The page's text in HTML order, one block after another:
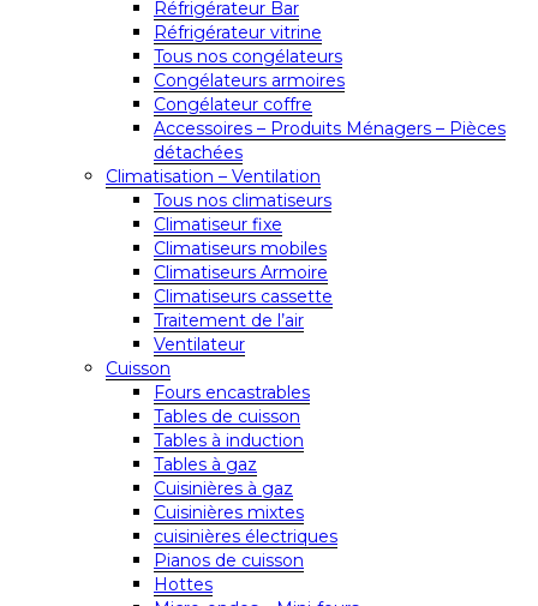
Réfrigérateur Bar
Réfrigérateur vitrine
Tous nos congélateurs
Congélateurs armoires
Congélateur coffre
Accessoires – Produits Ménagers – Pièces
détachées
Climatisation – Ventilation
Tous nos climatiseurs
Climatiseur fixe
Climatiseurs mobiles
Climatiseurs Armoire
Climatiseurs cassette
Traitement de l’air
Ventilateur
Cuisson
Fours encastrables
Tables de cuisson
Tables à induction
Tables à gaz
Cuisinières à gaz
Cuisinières mixtes
cuisinières électriques
Pianos de cuisson
Hottes